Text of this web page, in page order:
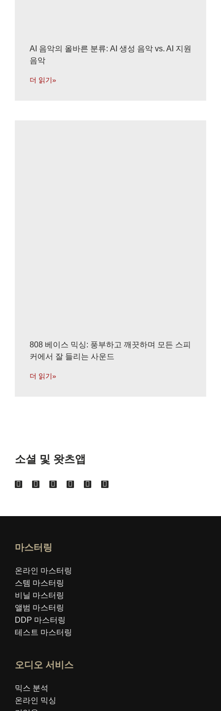
AI 음악의 올바른 분류: AI 생성 음악 vs. AI 지원
음악
더 읽기»
808 베이스 믹싱: 풍부하고 깨끗하며 모든 스피
커에서 잘 들리는 사운드
더 읽기»
소셜 및 왓츠앱
마스터링
온라인 마스터링
스템 마스터링
비닐 마스터링
앨범 마스터링
DDP 마스터링
테스트 마스터링
오디오 서비스
믹스 분석
온라인 믹싱